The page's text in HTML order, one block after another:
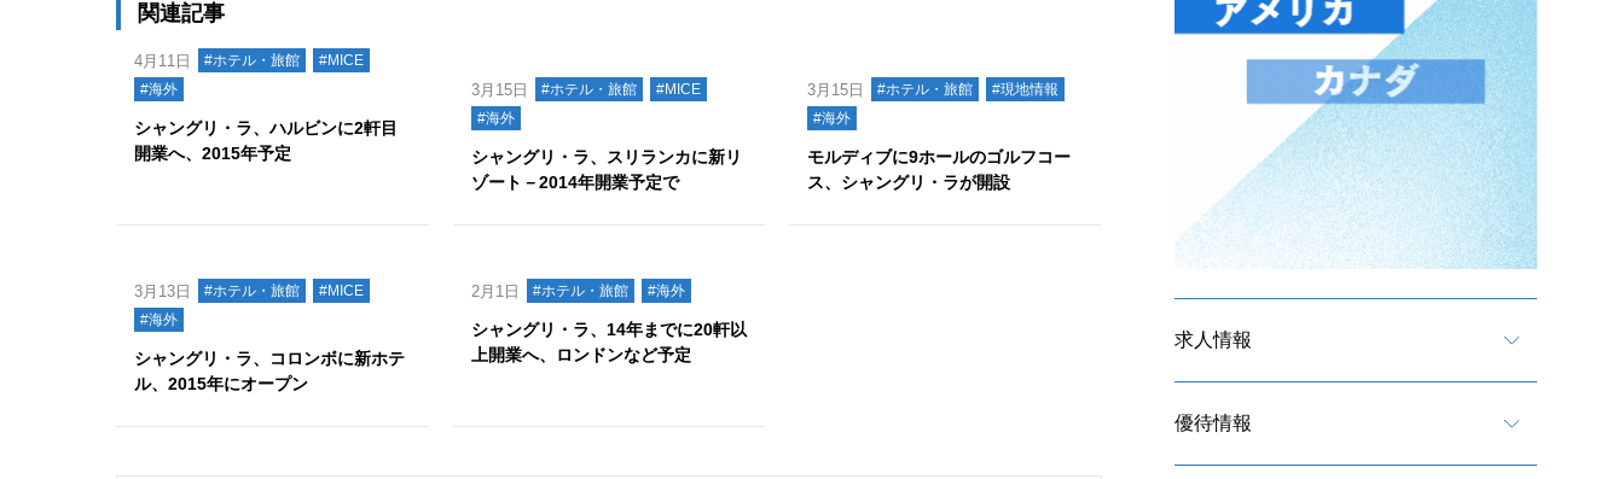
関連記事
4月11日 #ホテル・旅館
#MICE
#海外
シャングリ・ラ、ハルビンに2軒目
開業へ、2015年予定
3月15日 #ホテル・旅館
#MICE
#海外
シャングリ・ラ、スリランカに新リ
ゾート－2014年開業予定で
3月15日 #ホテル・旅館
#現地情報
#海外
モルディブに9ホールのゴルフコー
ス、シャングリ・ラが開設
3月13日 #ホテル・旅館
#MICE
#海外
シャングリ・ラ、コロンボに新ホテ
ル、2015年にオープン
2月1日 #ホテル・旅館 #海外
シャングリ・ラ、14年までに20軒以
上開業へ、ロンドンなど予定
求人情報
優待情報